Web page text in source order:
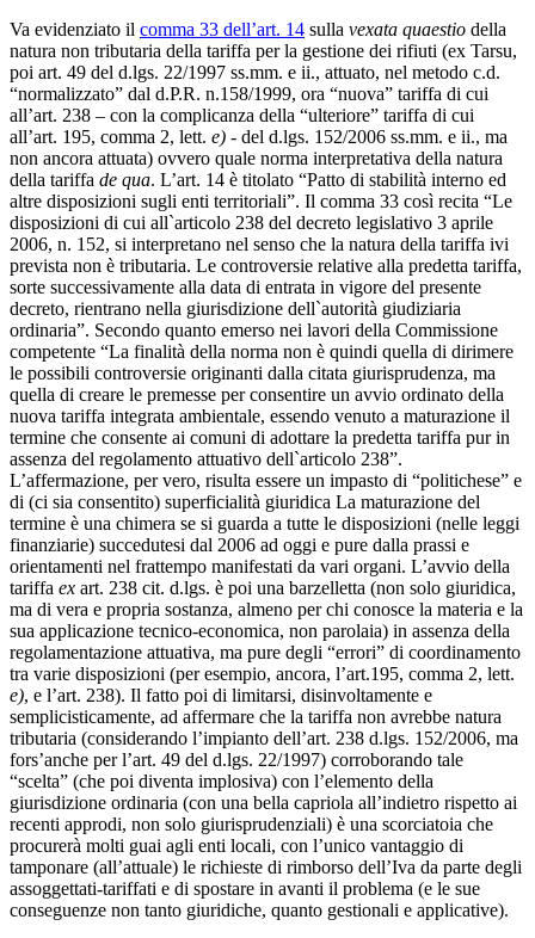
Va evidenziato il comma 33 dell’art. 14 sulla vexata quaestio della
natura non tributaria della tariffa per la gestione dei rifiuti (ex Tarsu,
poi art. 49 del d.lgs. 22/1997 ss.mm. e ii., attuato, nel metodo c.d.
“normalizzato” dal d.P.R. n.158/1999, ora “nuova” tariffa di cui
all’art. 238 – con la complicanza della “ulteriore” tariffa di cui
all’art. 195, comma 2, lett. e) ‑ del d.lgs. 152/2006 ss.mm. e ii., ma
non ancora attuata) ovvero quale norma interpretativa della natura
della tariffa de qua. L’art. 14 è titolato “Patto di stabilità interno ed
altre disposizioni sugli enti territoriali”. Il comma 33 così recita “Le
disposizioni di cui all`articolo 238 del decreto legislativo 3 aprile
2006, n. 152, si interpretano nel senso che la natura della tariffa ivi
prevista non è tributaria. Le controversie relative alla predetta tariffa,
sorte successivamente alla data di entrata in vigore del presente
decreto, rientrano nella giurisdizione dell`autorità giudiziaria
ordinaria”. Secondo quanto emerso nei lavori della Commissione
competente “La finalità della norma non è quindi quella di dirimere
le possibili controversie originanti dalla citata giurisprudenza, ma
quella di creare le premesse per consentire un avvio ordinato della
nuova tariffa integrata ambientale, essendo venuto a maturazione il
termine che consente ai comuni di adottare la predetta tariffa pur in
assenza del regolamento attuativo dell`articolo 238”.
L’affermazione, per vero, risulta essere un impasto di “politichese” e
di (ci sia consentito) superficialità giuridica La maturazione del
termine è una chimera se si guarda a tutte le disposizioni (nelle leggi
finanziarie) succedutesi dal 2006 ad oggi e pure dalla prassi e
orientamenti nel frattempo manifestati da vari organi. L’avvio della
tariffa ex art. 238 cit. d.lgs. è poi una barzelletta (non solo giuridica,
ma di vera e propria sostanza, almeno per chi conosce la materia e la
sua applicazione tecnico-economica, non parolaia) in assenza della
regolamentazione attuativa, ma pure degli “errori” di coordinamento
tra varie disposizioni (per esempio, ancora, l’art.195, comma 2, lett.
e), e l’art. 238). Il fatto poi di limitarsi, disinvoltamente e
semplicisticamente, ad affermare che la tariffa non avrebbe natura
tributaria (considerando l’impianto dell’art. 238 d.lgs. 152/2006, ma
fors’anche per l’art. 49 del d.lgs. 22/1997) corroborando tale
“scelta” (che poi diventa implosiva) con l’elemento della
giurisdizione ordinaria (con una bella capriola all’indietro rispetto ai
recenti approdi, non solo giurisprudenziali) è una scorciatoia che
procurerà molti guai agli enti locali, con l’unico vantaggio di
tamponare (all’attuale) le richieste di rimborso dell’Iva da parte degli
assoggettati-tariffati e di spostare in avanti il problema (e le sue
conseguenze non tanto giuridiche, quanto gestionali e applicative).